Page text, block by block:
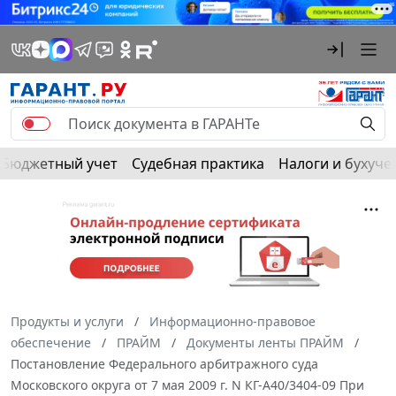
Бюджетный учет Судебная практика Налоги и
Продукты и услуги
Информационно-правовое
обеспечение
ПРАЙМ
Документы ленты ПРАЙМ
Постановление Федерального арбитражного суда
Московского округа от 7 мая 2009 г. N КГ-А40/3404-09 При